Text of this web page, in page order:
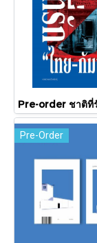
Pre-Order